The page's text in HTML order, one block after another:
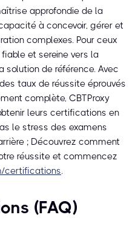
approfondie de la
à concevoir, gérer et
complexes. Pour ceux
et sereine vers la
solution de référence. Avec
taux de réussite éprouvés
complète, CBTProxy
leurs certifications en
le stress des examens
; Découvrez comment
réussite et commencez
certifications.
(FAQ)